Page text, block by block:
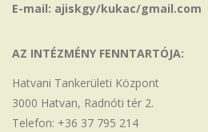
E-mail: ajiskgy/kukac/gmail.com
AZ INTÉZMÉNY FENNTARTÓJA:
Hatvani Tankerületi Központ
3000 Hatvan, Radnóti tér 2.
Telefon: +36 37 795 214